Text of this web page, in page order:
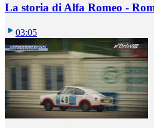
La storia di Alfa Romeo -
03:05